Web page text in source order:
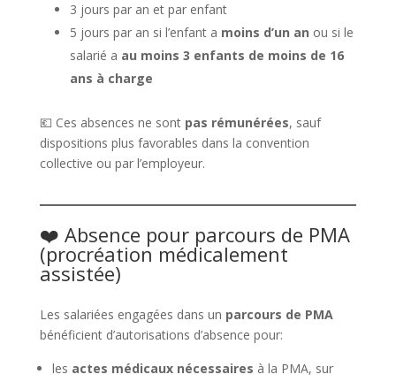
3 jours par an et par enfant
5 jours par an si l’enfant a moins d’un an ou si le
salarié a au moins 3 enfants de moins de 16
ans à charge
💶 Ces absences ne sont pas rémunérées, sauf
dispositions plus favorables dans la convention
collective ou par l’employeur.
❤️ Absence pour parcours de PMA
(procréation médicalement
assistée)
Les salariées engagées dans un parcours de PMA
bénéficient d’autorisations d’absence pour:
les actes médicaux nécessaires à la PMA, sur